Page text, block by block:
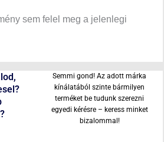
sem felel meg a jelenlegi
Semmi gond! Az adott márka
kínálatából szinte bármilyen
terméket be tudunk szerezni
egyedi kérésre – keress minket
bizalommal!